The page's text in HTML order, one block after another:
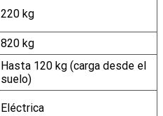
220 kg
820 kg
Hasta 120 kg (carga desde el
suelo)
Eléctrica